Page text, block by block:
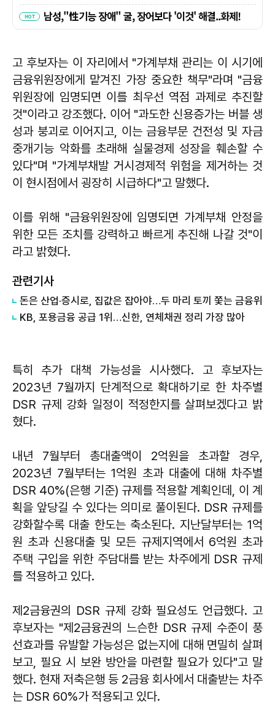
고 후보자는 이 자리에서 "가계부채 관리는 이 시기에
금융위원장에게 맡겨진 가장 중요한 책무"라며 "금융
위원장에 임명되면 이를 최우선 역점 과제로 추진할
것"이라고 강조했다. 이어 "과도한 신용증가는 버블 생
성과 붕괴로 이어지고, 이는 금융부문 건전성 및 자금
중개기능 악화를 초래해 실물경제 성장을 훼손할 수
있다"며 "가계부채발 거시경제적 위험을 제거하는 것
이 현시점에서 굉장히 시급하다"고 말했다.
이를 위해 "금융위원장에 임명되면 가계부채 안정을
위한 모든 조치를 강력하고 빠르게 추진해 나갈 것"이
라고 밝혔다.
관련기사
돈은 산업·증시로, 집값은 잡아야…두 마리 토끼 쫓는 금융위
KB, 포용금융 공급 1위…신한, 연체채권 정리 가장 많아
특히 추가 대책 가능성을 시사했다. 고 후보자는
2023년 7월까지 단계적으로 확대하기로 한 차주별
DSR 규제 강화 일정이 적정한지를 살펴보겠다고 밝
혔다.
내년 7월부터 총대출액이 2억원을 초과할 경우,
2023년 7월부터는 1억원 초과 대출에 대해 차주별
DSR 40%(은행 기준) 규제를 적용할 계획인데, 이 계
획을 앞당길 수 있다는 의미로 풀이된다. DSR 규제를
강화할수록 대출 한도는 축소된다. 지난달부터는 1억
원 초과 신용대출 및 모든 규제지역에서 6억원 초과
주택 구입을 위한 주담대를 받는 차주에게 DSR 규제
를 적용하고 있다.
제2금융권의 DSR 규제 강화 필요성도 언급했다. 고
후보자는 "제2금융권의 느슨한 DSR 규제 수준이 풍
선효과를 유발할 가능성은 없는지에 대해 면밀히 살펴
보고, 필요 시 보완 방안을 마련할 필요가 있다"고 말
했다. 현재 저축은행 등 2금융 회사에서 대출받는 차주
는 DSR 60%가 적용되고 있다.